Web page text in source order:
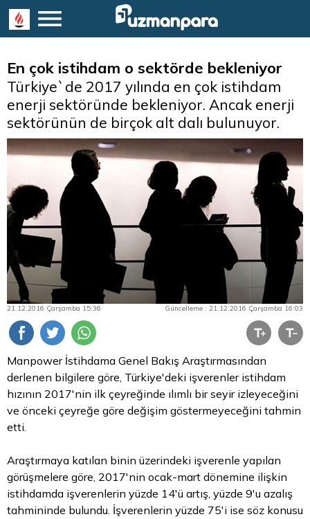
En çok istihdam o sektörde bekleniyor
Türkiye`de 2017 yılında en çok istihdam
enerji sektöründe bekleniyor. Ancak enerji
sektörünün de birçok alt dalı bulunuyor.
21.12.2016 Çarşamba 15:36 Güncelleme : 21.12.2016 Çarşamba 16:03
Manpower İstihdama Genel Bakış Araştırmasından
derlenen bilgilere göre, Türkiye'deki işverenler istihdam
hızının 2017'nin ilk çeyreğinde ılımlı bir seyir izleyeceğini
ve önceki çeyreğe göre değişim göstermeyeceğini tahmin
etti.
Araştırmaya katılan binin üzerindeki işverenle yapılan
görüşmelere göre, 2017'nin ocak-mart dönemine ilişkin
istihdamda işverenlerin yüzde 14'ü artış, yüzde 9'u azalış
tahmininde bulundu. İşverenlerin yüzde 75'i ise söz konusu